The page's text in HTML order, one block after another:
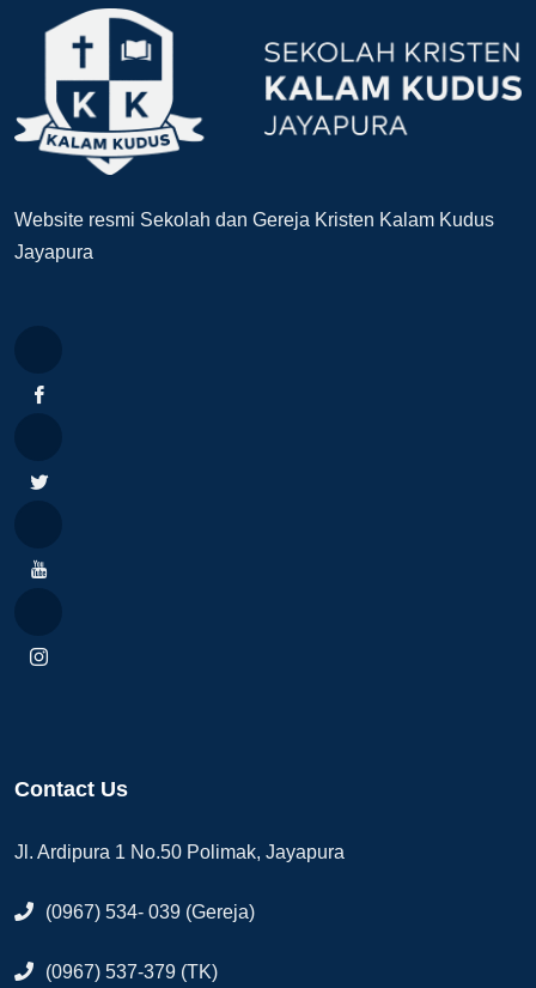
Website resmi Sekolah dan Gereja Kristen Kalam Kudus
Jayapura
Contact Us
Jl. Ardipura 1 No.50 Polimak, Jayapura
(0967) 534- 039 (Gereja)
(0967) 537-379 (TK)